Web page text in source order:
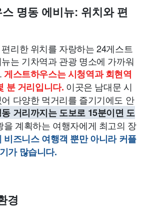
명동 에비뉴: 위치와 편
리한 위치를 자랑하는 24게스트
는 기차역과 관광 명소에 가까워
게스트하우스는 시청역과 회현역
분 거리입니다. 이곳은 남대문 시
다양한 먹거리를 즐기기에도 안
동 거리까지는 도보로 15분이면 도
을 계획하는 여행자에게 최고의 장
비즈니스 여행객 뿐만 아니라 커플
가 많습니다.
경